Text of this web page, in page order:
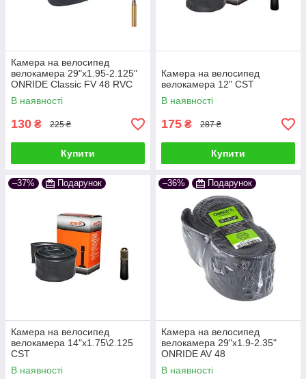
Камера на велосипед
велокамера 29"x1.95-2.125"
ONRIDE Classic FV 48 RVC
OEM
В наявності
130 ₴ 225 ₴
Купити
Камера на велосипед
велокамера 12" CST
В наявності
175 ₴ 287 ₴
Купити
–37% Подарунок
Камера на велосипед
велокамера 14"х1.75\2.125
CST
В наявності
–36% Подарунок
Камера на велосипед
велокамера 29"x1.9-2.35"
ONRIDE AV 48
В наявності